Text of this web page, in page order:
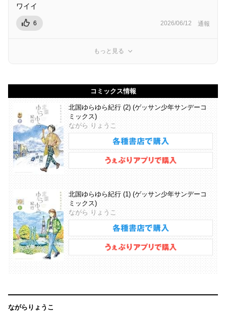
ワイイ
6 2026/06/12 通報
もっと見る
コミックス情報
北国ゆらゆら紀行 (2) (ゲッサン少年サンデーコ
ミックス)
ながら りょうこ
北国ゆらゆら紀行 (1) (ゲッサン少年サンデーコ
ミックス)
ながら りょうこ
ながらりょうこ